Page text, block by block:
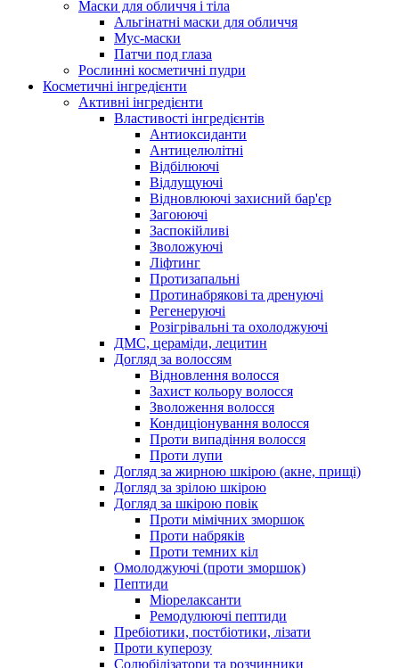
Маски для обличчя і тіла
Альгінатні маски для обличчя
Мус-маски
Патчи под глаза
Рослинні косметичні пудри
Косметичні інгредієнти
Активні інгредієнти
Властивості інгредієнтів
Антиоксиданти
Антицелюлітні
Відбілюючі
Відлущуючі
Відновлюючі захисний бар'єр
Загоюючі
Заспокійливі
Зволожуючі
Ліфтинг
Протизапальні
Протинабрякові та дренуючі
Регенеруючі
Розігрівальні та охолоджуючі
ДМС, цераміди, лецитин
Догляд за волоссям
Відновлення волосся
Захист кольору волосся
Зволоження волосся
Кондиціонування волосся
Проти випадіння волосся
Проти лупи
Догляд за жирною шкірою (акне, прищі)
Догляд за зрілою шкірою
Догляд за шкірою повік
Проти мімічних зморшок
Проти набряків
Проти темних кіл
Омолоджуючі (проти зморшок)
Пептиди
Міорелаксанти
Ремодулюючі пептиди
Пребіотики, постбіотики, лізати
Проти куперозу
Солюбілізатори та розчинники